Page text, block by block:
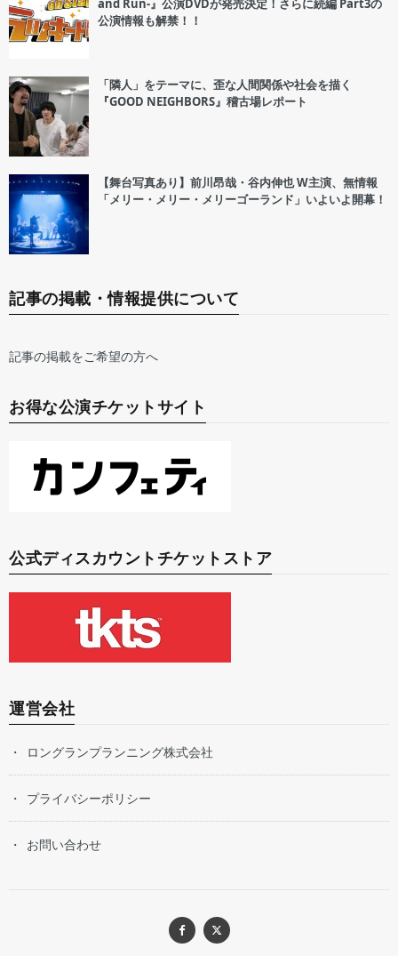
and Run-』公演DVDが発売決定！さらに続編 Part3の
公演情報も解禁！！
「隣人」をテーマに、歪な人間関係や社会を描く
『GOOD NEIGHBORS』稽古場レポート
【舞台写真あり】前川昂哉・谷内伸也 W主演、無情報
「メリー・メリー・メリーゴーランド」いよいよ開幕！
記事の掲載・情報提供について
記事の掲載をご希望の方へ
お得な公演チケットサイト
公式ディスカウントチケットストア
運営会社
ロングランプランニング株式会社
プライバシーポリシー
お問い合わせ